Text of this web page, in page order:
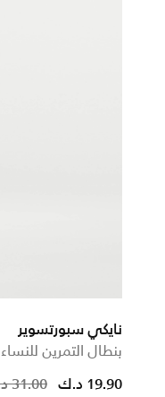
نايكي سبورتسوير
بنطال التمرين للنساء
Price reduced
31.00 د.ك to
19.90 د.ك